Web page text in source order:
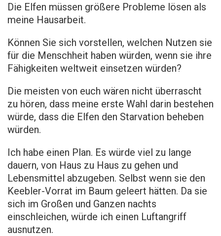
Die Elfen müssen größere Probleme lösen als
meine Hausarbeit.
Können Sie sich vorstellen, welchen Nutzen sie
für die Menschheit haben würden, wenn sie ihre
Fähigkeiten weltweit einsetzen würden?
Die meisten von euch wären nicht überrascht
zu hören, dass meine erste Wahl darin bestehen
würde, dass die Elfen den Starvation beheben
würden.
Ich habe einen Plan. Es würde viel zu lange
dauern, von Haus zu Haus zu gehen und
Lebensmittel abzugeben. Selbst wenn sie den
Keebler-Vorrat im Baum geleert hätten. Da sie
sich im Großen und Ganzen nachts
einschleichen, würde ich einen Luftangriff
ausnutzen.